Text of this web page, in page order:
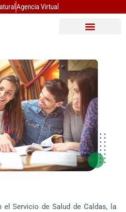
Agencia Virtual
el Servicio de Salud de Caldas, la